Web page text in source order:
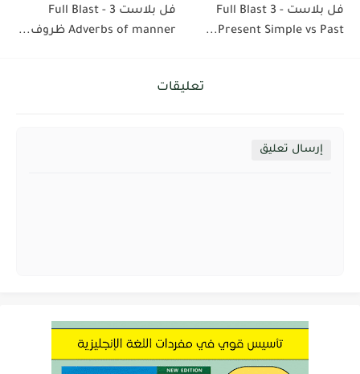
فل بلاست Full Blast 3 -
Present Simple vs Past...
فل بلاست 3 Full Blast -
Adverbs of manner ظروف...
تعليقات
إرسال تعليق